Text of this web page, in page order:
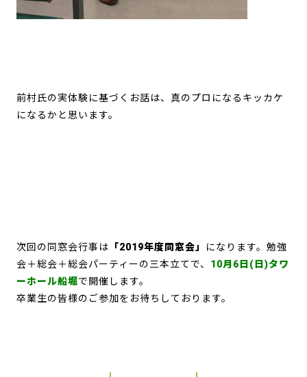
前村氏の実体験に基づくお話は、真のプロになるキッカケ
になるかと思います。
次回の同窓会行事は 「2019年度同窓会」
になります。勉強
会＋総会＋総会パーティーの三本立てで、 10月6日(日)タワ
ーホール船堀で開催します。
卒業生の皆様のご参加をお待ちしております。